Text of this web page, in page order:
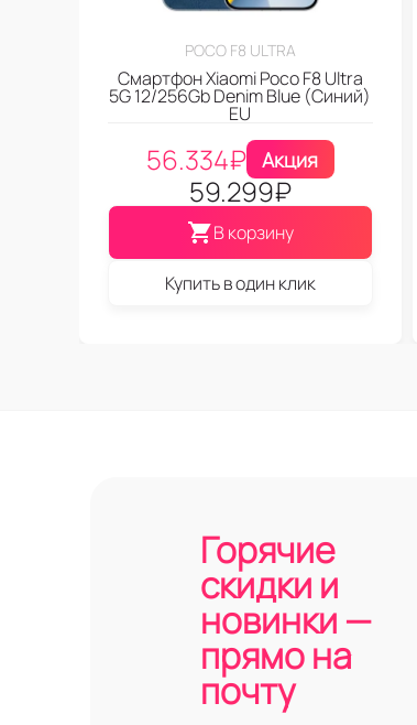
POCO F8 ULTRA
Смартфон Xiaomi Poco F8 Ultra
5G 12/256Gb Denim Blue (Синий)
EU
56.334₽ Акция
59.299₽
В корзину
Купить в один клик
Горячие
скидки и
новинки —
прямо на
почту